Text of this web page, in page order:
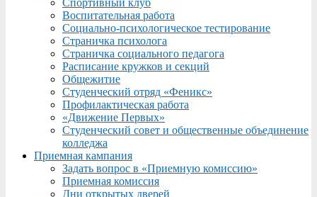
Спортивный клуб
Воспитательная работа
Социально-психологическое тестирование
Страничка психолога
Страничка социального педагога
Расписание кружков и секций
Общежитие
Студенческий отряд «Феникс»
Профилактическая работа
«Движение Первых»
Студенческий совет и общественные объединение
колледжа
Приемная кампания
Задать вопрос в «Приемную комиссию»
Приемная комиссия
Дни открытых дверей